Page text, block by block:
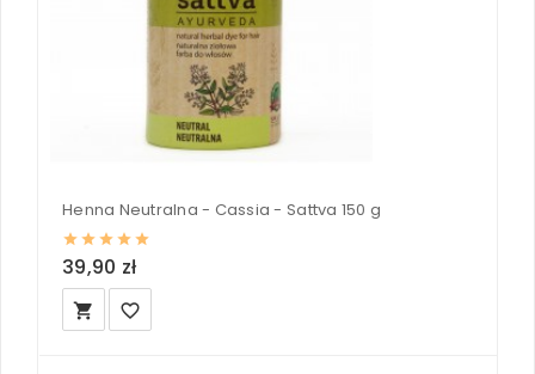
Henna Neutralna - Cassia - Sattva 150 g
39,90 zł
local_grocery_store favorite_border